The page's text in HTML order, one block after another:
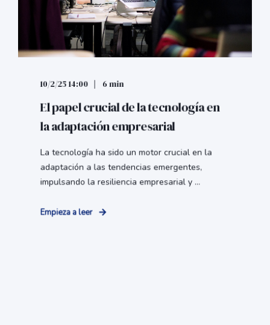
10/2/25 14:00 6 min
El papel crucial de la tecnología en
la adaptación empresarial
La tecnología ha sido un motor crucial en la
adaptación a las tendencias emergentes,
impulsando la resiliencia empresarial y ...
Empieza a leer